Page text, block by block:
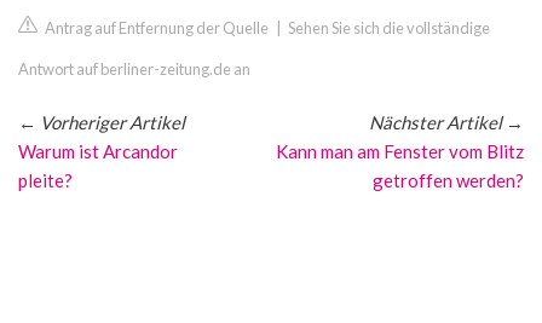
Antrag auf Entfernung der Quelle Sehen Sie sich die vollständige
Antwort auf berliner-zeitung.de an
← Vorheriger Artikel
Warum ist Arcandor
pleite?
Nächster Artikel→
Kann man am Fenster vom Blitz
getroffen werden?